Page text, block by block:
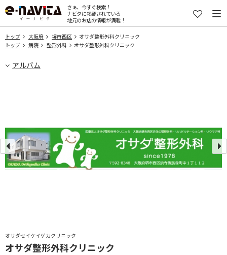
さぁ、今すぐ検索！
ナビタに掲載されている
地元のお店の情報が満載！
トップ 大阪府 堺市西区
オサダ整形外科クリニック
トップ
病院 整形外科 オサダ整形外科クリニック
アルバム
オサダセイケイゲカクリニック
オサダ整形外科クリニック